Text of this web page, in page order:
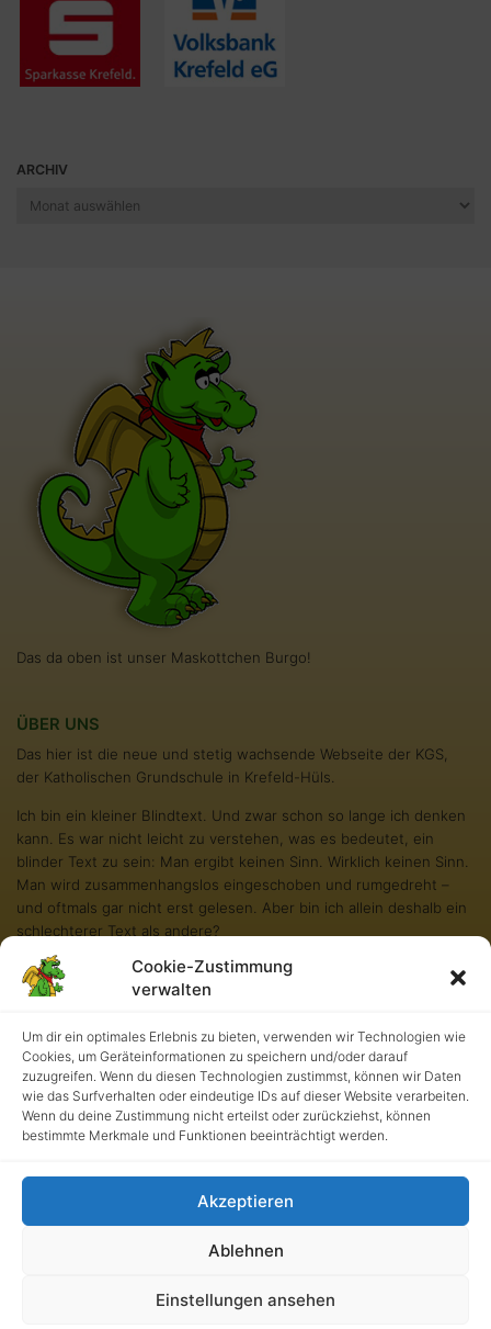
Cookie-Zustimmung
verwalten
Um dir ein optimales Erlebnis zu bieten, verwenden wir Technologien wie
Cookies, um Geräteinformationen zu speichern und/oder darauf
zuzugreifen. Wenn du diesen Technologien zustimmst, können wir Daten
wie das Surfverhalten oder eindeutige IDs auf dieser Website verarbeiten.
Wenn du deine Zustimmung nicht erteilst oder zurückziehst, können
bestimmte Merkmale und Funktionen beeinträchtigt werden.
Akzeptieren
Ablehnen
Einstellungen ansehen
ARCHIV
Archiv
Das da oben ist unser Maskottchen Burgo!
ÜBER UNS
Das hier ist die neue und stetig wachsende Webseite der KGS,
der Katholischen Grundschule in Krefeld-Hüls.
Ich bin ein kleiner Blindtext. Und zwar schon so lange ich denken
kann. Es war nicht leicht zu verstehen, was es bedeutet, ein
blinder Text zu sein: Man ergibt keinen Sinn. Wirklich keinen Sinn.
Man wird zusammenhangslos eingeschoben und rumgedreht –
und oftmals gar nicht erst gelesen. Aber bin ich allein deshalb ein
schlechterer Text als andere?
Na gut, ich werde nie in den Bestsellerlisten stehen. Aber andere
Texte schaffen das auch nicht. Und darum stört es mich nicht
lesen, so habe ich als kleiner Blindtext etwas geschafft, wovon all
die richtigen und wichtigen Texte meist nur träumen.
vorbehalten.